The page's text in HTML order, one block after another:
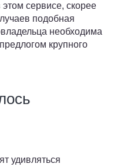
сервисе, скорее
подобная
необходима
крупного
удивляться